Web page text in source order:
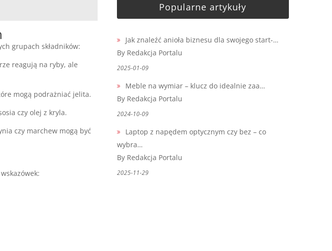
grupach składników:
reagują na ryby, ale
mogą podrażniać jelita.
czy olej z kryla.
czy marchew mogą być
Popularne artykuły
Jak znaleźć anioła biznesu dla swojego start-…
By Redakcja Portalu
2025-01-09
Meble na wymiar – klucz do idealnie zaa…
By Redakcja Portalu
2024-10-09
Laptop z napędem optycznym czy bez – co
wybra…
By Redakcja Portalu
2025-11-29